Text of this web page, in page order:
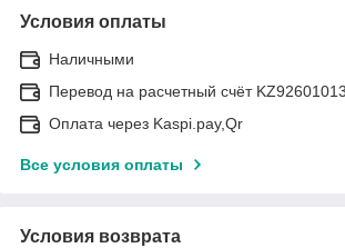
Условия оплаты
Наличными
Перевод на расчетный счёт
Оплата через Kaspi.pay,Qr
Все условия оплаты
Условия возврата